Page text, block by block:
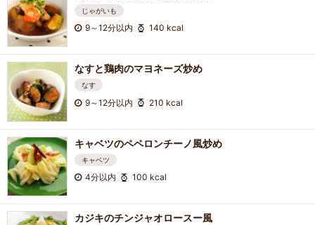
じゃがいも
9～12分以内 140 kcal
なすと鶏肉のマヨネーズ炒め
なす
9～12分以内 210 kcal
キャベツのペペロンチーノ風炒め
キャベツ
4分以内 100 kcal
カジキのチンジャオロースー風